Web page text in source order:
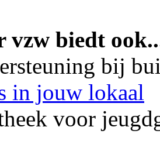
vzw biedt
bij
in jouw lokaal
voor